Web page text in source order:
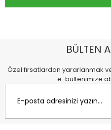
BÜLTEN
Özel fırsatlardan yararlanmak
e-bültenimize